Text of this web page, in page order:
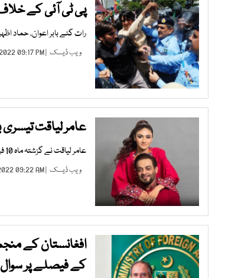
پی ٹی آئی کے خلاف پولیس
رات گئے بابر اعوان، حماد
ویب ڈیسک | MAY 24, 2022 09:17 PM |
عامر لیاقت
عامر لیاقت نے گزشتہ ماہ 10 فروری کو ٹک ٹاکر دانیہ شاہ کے ساتھ تیسری شادی کرنے کا اعلان کیا تھا
ویب ڈیسک | MAR 05, 2022 09:22 AM |
افغانستان کے
کے فیصلے پر سوال